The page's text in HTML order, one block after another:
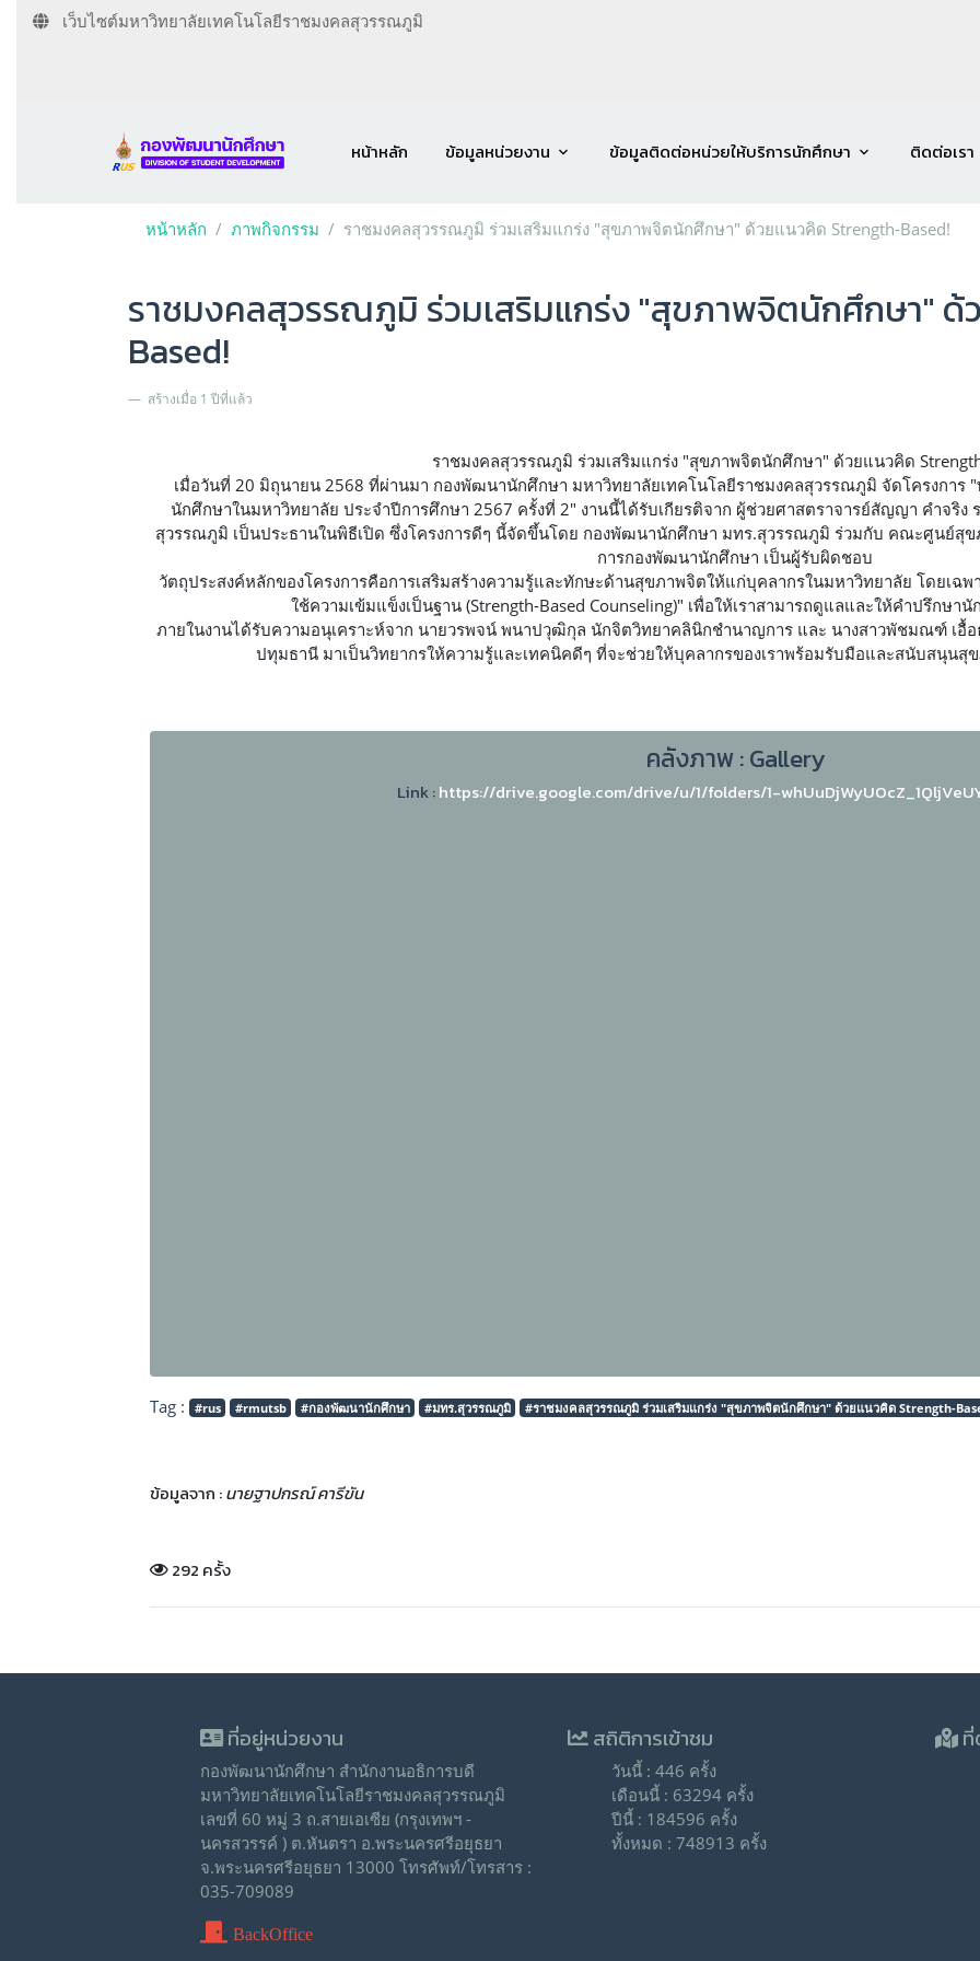
เว็บไซต์มหาวิทยาลัยเทคโนโลยีราชมงคลสุวรรณภูมิ
หน้าหลัก ข้อมูลหน่วยงาน ข้อมูลติดต่อหน่วยให้บริการนักศึกษา ติดต่อเรา
หน้าหลัก ภาพกิจกรรม ราชมงคลสุวรรณภูมิ ร่วมเสริมแกร่ง "สุขภาพจิตนักศึกษา" ด้วยแนวคิด Strength-Based!
ราชมงคลสุวรรณภูมิ ร่วมเสริมแกร่ง "สุขภาพจิตนักศึกษา"
Based!
สร้างเมื่อ 1 ปีที่แล้ว
ราชมงคลสุวรรณภูมิ ร่วมเสริมแกร่ง "สุขภาพจิตนักศึกษา" ด้วยแนวคิด
เมื่อวันที่ 20 มิถุนายน 2568 ที่ผ่านมา กองพัฒนานักศึกษา มหาวิทยาลัยเทคโนโลยีราชมงคลสุวรรณภูมิ จัดโครงกา
นักศึกษาในมหาวิทยาลัย ประจำปีการศึกษา 2567 ครั้งที่ 2" งานนี้ได้รับเกียรติจาก ผู้ช่วยศาสตราจารย์สัญญา คำจริง
สุวรรณภูมิ เป็นประธานในพิธีเปิด ซึ่งโครงการดีๆ นี้จัดขึ้นโดย กองพัฒนานักศึกษา มทร.สุวรรณภูมิ ร่วมกับ คณะศูนย์สุ
การกองพัฒนานักศึกษา เป็นผู้รับผิดชอบ
วัตถุประสงค์หลักของโครงการคือการเสริมสร้างความรู้และทักษะด้านสุขภาพจิตให้แก่บุคลากรในมหาวิทยาลัย โดยเฉพ
ใช้ความเข้มแข็งเป็นฐาน (Strength-Based Counseling)" เพื่อให้เราสามารถดูแลและให้คำปรึกษา
ภายในงานได้รับความอนุเคราะห์จาก นายวรพจน์ พนาปวุฒิกุล นักจิตวิทยาคลินิกชำนาญการ และ นางสาวพัชมณฑ์ เ
ปทุมธานี มาเป็นวิทยากรให้ความรู้และเทคนิคดีๆ ที่จะช่วยให้บุคลากรของเราพร้อมรับมือและสนับสนุนสุ
คลังภาพ : Gallery
Link :https://drive.google.com/drive/u/1/folders/1-
Tag : #rus #rmutsb #กองพัฒนานักศึกษา #มทร.สุวรรณภูมิ #ราชมงคลสุวรรณภูมิ ร่วมเสริมแกร่ง "สุขภาพจิตนักศึกษา" ด้วยแนวคิด Strength-
ข้อมูลจาก :นายฐาปกรณ์ คารีขัน
292 ครั้ง
ที่อยู่หน่วยงาน
กองพัฒนานักศึกษา สำนักงานอธิการบดี
มหาวิทยาลัยเทคโนโลยีราชมงคลสุวรรณภูมิ
เลขที่ 60 หมู่ 3 ถ.สายเอเซีย (กรุงเทพฯ -
นครสวรรค์ ) ต.หันตรา อ.พระนครศรีอยุธยา
จ.พระนครศรีอยุธยา 13000 โทรศัพท์/โทรสาร :
035-709089
BackOffice
สถิติการเข้าชม
วันนี้ : 446 ครั้ง
เดือนนี้ : 63294 ครั้ง
ปีนี้ : 184596 ครั้ง
ทั้งหมด : 748913 ครั้ง